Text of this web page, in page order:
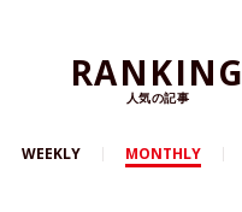
RANKING
人気の記事
WEEKLY MONTHLY